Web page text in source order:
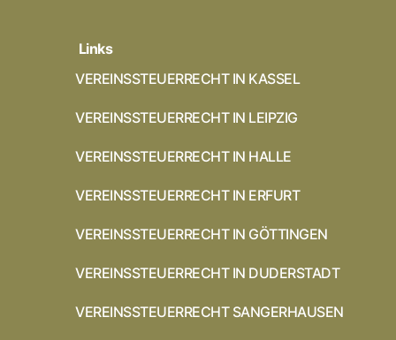
Links
VEREINSSTEUERRECHT IN KASSEL
VEREINSSTEUERRECHT IN LEIPZIG
VEREINSSTEUERRECHT IN HALLE
VEREINSSTEUERRECHT IN ERFURT
VEREINSSTEUERRECHT IN GÖTTINGEN
VEREINSSTEUERRECHT IN DUDERSTADT
VEREINSSTEUERRECHT SANGERHAUSEN